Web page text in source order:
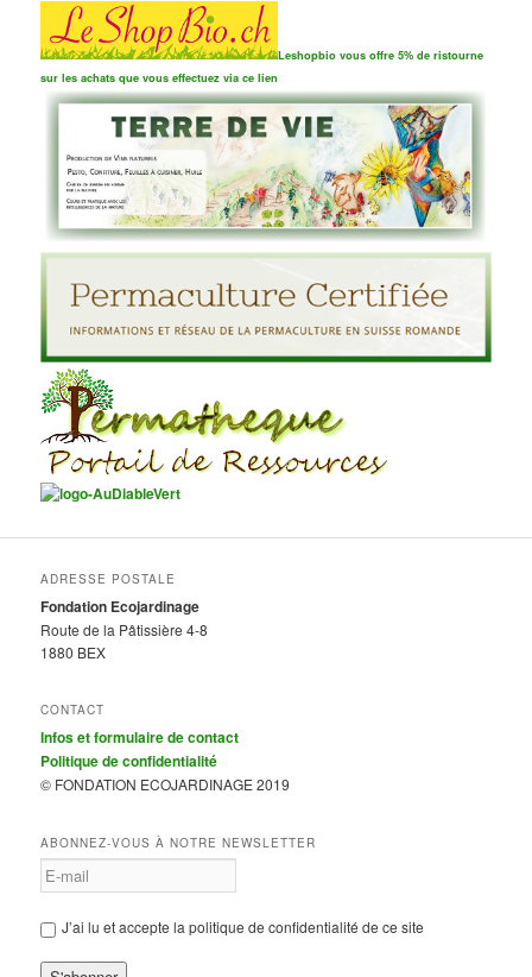
Leshopbio vous offre 5% de ristourne
sur les achats que vous effectuez via ce lien
ADRESSE POSTALE
Fondation Ecojardinage
Route de la Pâtissière 4-8
1880 BEX
CONTACT
Infos et formulaire de contact
Politique de confidentialité
© FONDATION ECOJARDINAGE 2019
ABONNEZ-VOUS À NOTRE NEWSLETTER
J’ai lu et accepte la politique de confidentialité de ce site